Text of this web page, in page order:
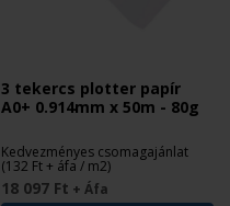
3 tekercs plotter papír
A0+ 0.914mm x 50m - 80g
Kedvezményes csomagajánlat
(132 Ft + áfa / m2)
18 097 Ft + Áfa